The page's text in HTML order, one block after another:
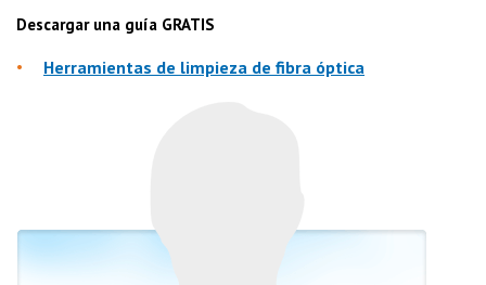
Descargar una guía GRATIS
Herramientas de limpieza de fibra óptica